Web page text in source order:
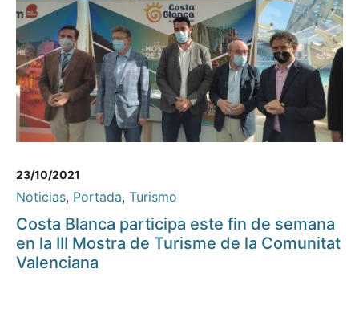
23/10/2021
Noticias, Portada, Turismo
Costa Blanca participa este fin de semana
en la III Mostra de Turisme de la Comunitat
Valenciana